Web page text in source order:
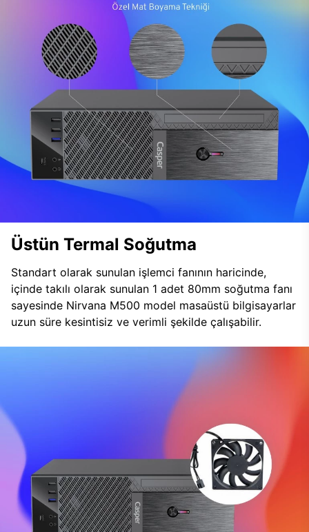
Üstün Termal Soğutma
Standart olarak sunulan işlemci fanının haricinde,
içinde takılı olarak sunulan 1 adet 80mm soğutma fanı
sayesinde Nirvana M500 model masaüstü bilgisayarlar
uzun süre kesintisiz ve verimli şekilde çalışabilir.